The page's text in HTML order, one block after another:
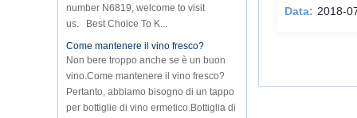
us. Best Choice To K...
Non bere troppo anche se è un buon
vino.Come mantenere il vino fresco?
Pertanto, abbiamo bisogno di un tappo
per bottiglie di vino ermetico.Bottiglia di
vino in silicone S ...
Data: 2018-